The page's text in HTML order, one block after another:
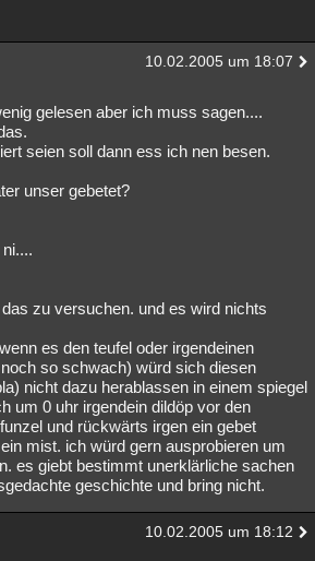
10.02.2005 um 18:07
gelesen aber ich muss sagen....
seien soll dann ess ich nen besen.
unser gebetet?
zu versuchen. und es wird nichts
es den teufel oder irgendeinen
so schwach) würd sich diesen
nicht dazu herablassen in einem spiegel
um 0 uhr irgendein dildöp vor den
und rückwärts irgen ein gebet
mist. ich würd gern ausprobieren um
es giebt bestimmt unerklärliche sachen
geschichte und bring nicht.
10.02.2005 um 18:12